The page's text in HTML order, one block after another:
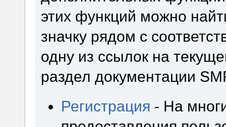
этих функций можно
значку рядом с
одну из ссылок на
раздел документации
Регистрация - На